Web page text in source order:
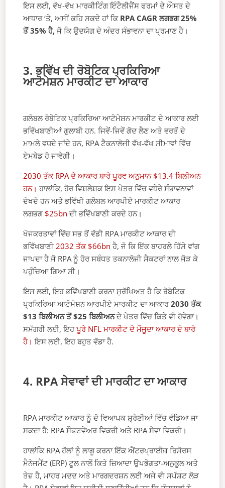
ਇਸ ਲਈ, ਵੱਖ-ਵੱਖ ਮਾਰਕੀਟਿੰਗ ਇੰਟੈਲੀਜੈਂਸ ਫਰਮਾਂ ਦੇ ਔਸਤ ਦੇ
ਆਧਾਰ ‘ਤੇ, ਅਸੀਂ ਕਹਿ ਸਕਦੇ ਹਾਂ ਕਿ RPA CAGR ਲਗਭਗ 25%
ਤੋਂ 35% ਹੈ, ਜੋ ਕਿ ਉਦਯੋਗ ਦੇ ਅੰਦਰ ਸੰਭਾਵਨਾ ਦਾ ਪ੍ਰਮਾਣ ਹੈ।
3. ਭਵਿੱਖ ਦੀ ਰੋਬੋਟਿਕ ਪ੍ਰਕਿਰਿਆ
ਆਟੋਮੇਸ਼ਨ ਮਾਰਕੀਟ ਦਾ ਆਕਾਰ
ਗਲੋਬਲ ਰੋਬੋਟਿਕ ਪ੍ਰਕਿਰਿਆ ਆਟੋਮੇਸ਼ਨ ਮਾਰਕੀਟ ਦੇ ਆਕਾਰ ਲਈ
ਭਵਿੱਖਬਾਣੀਆਂ ਗੁਲਾਬੀ ਹਨ. ਜਿਵੇਂ-ਜਿਵੇਂ ਗੋਦ ਲੈਣ ਅਤੇ ਵਰਤੋਂ ਦੇ
ਮਾਮਲੇ ਵਧਦੇ ਜਾਂਦੇ ਹਨ, RPA ਟੈਕਨਾਲੋਜੀ ਵੱਖ-ਵੱਖ ਸੀਮਾਵਾਂ ਵਿੱਚ
ਏਮਬੇਡ ਹੋ ਜਾਵੇਗੀ।
2030 ਤੱਕ RPA ਦੇ ਆਕਾਰ ਬਾਰੇ ਪੂਰਵ ਅਨੁਮਾਨ $13.4 ਬਿਲੀਅਨ
ਹਨ। ਹਾਲਾਂਕਿ, ਹੋਰ ਵਿਸ਼ਲੇਸ਼ਕ ਇਸ ਖੇਤਰ ਵਿੱਚ ਵਧੇਰੇ ਸੰਭਾਵਨਾਵਾਂ
ਦੇਖਦੇ ਹਨ ਅਤੇ ਭਵਿੱਖੀ ਗਲੋਬਲ ਆਰਪੀਏ ਮਾਰਕੀਟ ਆਕਾਰ
ਲਗਭਗ $25bn ਦੀ ਭਵਿੱਖਬਾਣੀ ਕਰਦੇ ਹਨ।
ਖੋਜਕਰਤਾਵਾਂ ਵਿੱਚ ਸਭ ਤੋਂ ਵੱਡੀ RPA ਮਾਰਕੀਟ ਆਕਾਰ ਦੀ
ਭਵਿੱਖਬਾਣੀ2032 ਤੱਕ $66bn ਹੈ, ਜੋ ਕਿ ਇੱਕ ਬਾਹਰਲੇ ਹਿੱਸੇ ਵਾਂਗ
ਜਾਪਦਾ ਹੈ ਜੋ RPA ਨੂੰ ਹੋਰ ਸਬੰਧਤ ਤਕਨਾਲੋਜੀ ਸੈਕਟਰਾਂ ਨਾਲ ਜੋੜ ਕੇ
ਪਹੁੰਚਿਆ ਗਿਆ ਸੀ।
ਇਸ ਲਈ, ਇਹ ਭਵਿੱਖਬਾਣੀ ਕਰਨਾ ਸੁਰੱਖਿਅਤ ਹੈ ਕਿ ਰੋਬੋਟਿਕ
ਪ੍ਰਕਿਰਿਆ ਆਟੋਮੇਸ਼ਨ ਆਰਪੀਏ ਮਾਰਕੀਟ ਦਾ ਆਕਾਰ2030 ਤੱਕ
$13 ਬਿਲੀਅਨ ਤੋਂ $25 ਬਿਲੀਅਨਦੇ ਖੇਤਰ ਵਿੱਚ ਕਿਤੇ ਵੀ ਹੋਵੇਗਾ।
ਸਮੱਗਰੀ ਲਈ, ਇਹਪੂਰੇ NFL ਮਾਰਕੀਟ ਦੇ ਮੌਜੂਦਾ ਆਕਾਰ ਦੇ ਬਾਰੇ
ਹੈ। ਇਸ ਲਈ, ਇਹ ਬਹੁਤ ਵੱਡਾ ਹੈ.
4. RPA ਸੇਵਾਵਾਂ ਦੀ ਮਾਰਕੀਟ ਦਾ ਆਕਾਰ
RPA ਮਾਰਕੀਟ ਆਕਾਰ ਨੂੰ ਦੋ ਵਿਆਪਕ ਸ਼੍ਰੇਣੀਆਂ ਵਿੱਚ ਵੰਡਿਆ ਜਾ
ਸਕਦਾ ਹੈ: RPA ਸੌਫਟਵੇਅਰ ਵਿਕਰੀ ਅਤੇ RPA ਸੇਵਾ ਵਿਕਰੀ।
ਹਾਲਾਂਕਿ RPA ਹੱਲਾਂ ਨੂੰ ਲਾਗੂ ਕਰਨਾ ਇੱਕ ਐਂਟਰਪ੍ਰਾਈਜ਼ ਰਿਸੋਰਸ
ਮੈਨੇਜਮੈਂਟ (ERP) ਟੂਲ ਨਾਲੋਂ ਕਿਤੇ ਜ਼ਿਆਦਾ ਉਪਭੋਗਤਾ-ਅਨੁਕੂਲ ਅਤੇ
ਤੇਜ਼ ਹੈ, ਮਾਹਰ ਮਦਦ ਅਤੇ ਮਾਰਗਦਰਸ਼ਨ ਲਈ ਅਜੇ ਵੀ ਸਪੱਸ਼ਟ ਲੋੜ